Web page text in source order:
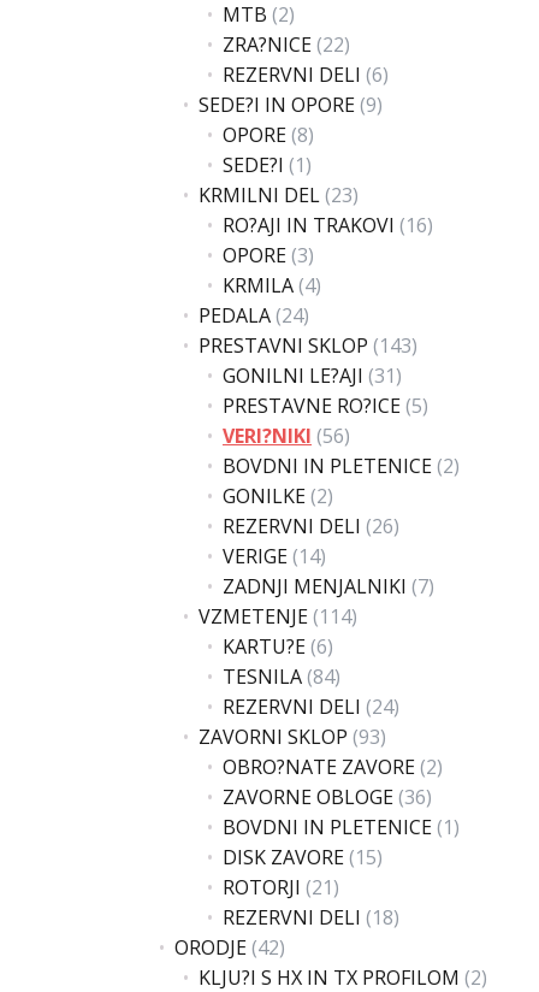
MTB (2)
ZRA?NICE(22)
REZERVNI DELI (6)
SEDE?I IN OPORE(9)
OPORE(8)
SEDE?I (1)
KRMILNI DEL(23)
RO?AJI IN TRAKOVI (16)
OPORE(3)
KRMILA(4)
PEDALA(24)
PRESTAVNI SKLOP (143)
GONILNI LE?AJI (31)
PRESTAVNE RO?ICE(5)
VERI?NIKI (56)
BOVDNI IN PLETENICE(2)
GONILKE(2)
REZERVNI DELI (26)
VERIGE(14)
ZADNJI MENJALNIKI (7)
VZMETENJE(114)
KARTU?E(6)
TESNILA(84)
REZERVNI DELI (24)
ZAVORNI SKLOP (93)
OBRO?NATE ZAVORE(2)
ZAVORNE OBLOGE(36)
BOVDNI IN PLETENICE(1)
DISK ZAVORE(15)
ROTORJI (21)
REZERVNI DELI (18)
ORODJE(42)
KLJU?I S HX IN TX PROFILOM (2)